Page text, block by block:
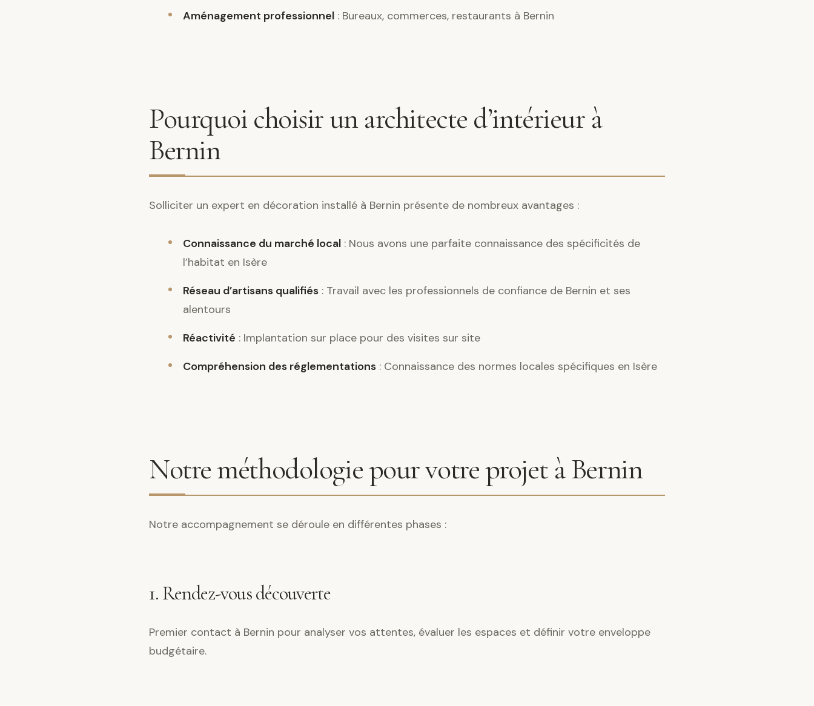
Aménagement professionnel : Bureaux, commerces, restaurants à Bernin
Pourquoi choisir un architecte d’intérieur à
Bernin
Solliciter un expert en décoration installé à Bernin présente de nombreux avantages :
Connaissance du marché local : Nous avons une parfaite connaissance des spécificités de
l’habitat en Isère
Réseau d’artisans qualifiés : Travail avec les professionnels de confiance de Bernin et ses
alentours
Réactivité : Implantation sur place pour des visites sur site
Compréhension des réglementations : Connaissance des normes locales spécifiques en Isère
Notre méthodologie pour votre projet à Bernin
Notre accompagnement se déroule en différentes phases :
1. Rendez-vous découverte
Premier contact à Bernin pour analyser vos attentes, évaluer les espaces et définir votre enveloppe
budgétaire.